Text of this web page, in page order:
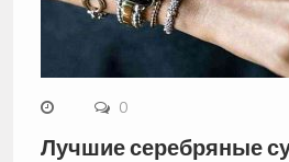
0
Лучшие серебряные